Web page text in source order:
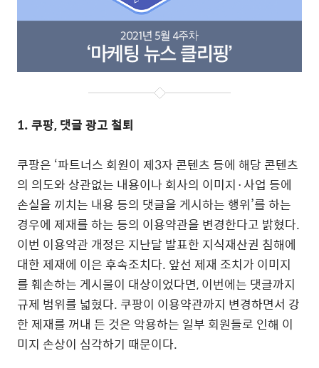
1. 쿠팡, 댓글 광고 철퇴
쿠팡은 ‘파트너스 회원이 제3자 콘텐츠 등에 해당 콘텐츠
의 의도와 상관없는 내용이나 회사의 이미지·사업 등에
손실을 끼치는 내용 등의 댓글을 게시하는 행위’를 하는
경우에 제재를 하는 등의 이용약관을 변경한다고 밝혔다.
이번 이용약관 개정은 지난달 발표한 지식재산권 침해에
대한 제재에 이은 후속조치다. 앞선 제재 조치가 이미지
를 훼손하는 게시물이 대상이었다면, 이번에는 댓글까지
규제 범위를 넓혔다. 쿠팡이 이용약관까지 변경하면서 강
한 제재를 꺼내 든 것은 악용하는 일부 회원들로 인해 이
미지 손상이 심각하기 때문이다.